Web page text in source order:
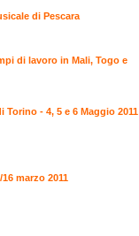
di Pescara
di lavoro in Mali, Togo e
- 4, 5 e 6 Maggio 2011
marzo 2011